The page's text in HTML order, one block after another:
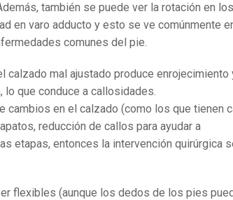
también se puede ver la rotación en los
en varo adducto y esto se ve comúnmente
comunes del pie.
calzado mal ajustado produce enrojecimiento
lo que conduce a callosidades.
en el calzado (como los que tienen
reducción de callos para ayudar a
etapas, entonces la intervención quirúrgica
flexibles (aunque los dedos de los pies